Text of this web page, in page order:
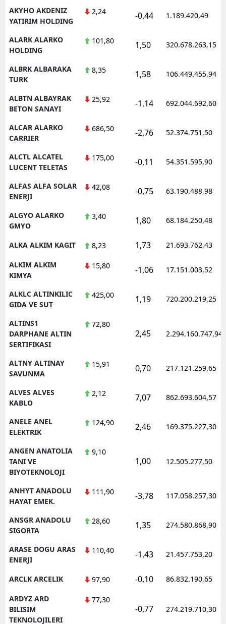
AKYHO AKDENIZ
YATIRIM HOLDING
2,24 -0,44 1.189.420,49
ALARK ALARKO
HOLDING
101,80 1,50 320.678.263,15
ALBRK ALBARAKA
TURK
8,35 1,58 106.449.455,94
ALBTN ALBAYRAK
BETON SANAYI
25,92 -1,14 692.044.692,60
ALCAR ALARKO
CARRIER
686,50 -2,76 52.374.751,50
ALCTL ALCATEL
LUCENT TELETAS
175,00 -0,11 54.351.595,90
ALFAS ALFA SOLAR
ENERJI
42,08 -0,75 63.190.488,98
ALGYO ALARKO
GMYO
3,40 1,80 68.184.250,48
ALKA ALKIM KAGIT 8,23 1,73 21.693.762,43
ALKIM ALKIM
KIMYA
15,80 -1,06 17.151.003,52
ALKLC ALTINKILIC
GIDA VE SUT
425,00 1,19 720.200.219,25
ALTINS1
DARPHANE ALTIN
SERTIFIKASI
72,80
2,45 2.294.160.747,94
ALTNY ALTINAY
SAVUNMA
15,91 0,70 217.121.259,65
ALVES ALVES
KABLO
2,12 7,07 862.693.604,57
ANELE ANEL
ELEKTRIK
124,90 2,46 169.375.227,30
ANGEN ANATOLIA
TANI VE
BIYOTEKNOLOJI
9,10
1,00 12.505.277,50
ANHYT ANADOLU
HAYAT EMEK.
111,90 -3,78 117.058.257,30
ANSGR ANADOLU
SIGORTA
28,60 1,35 274.580.868,90
ARASE DOGU ARAS
ENERJI
110,40 -1,43 21.457.753,20
ARCLK ARCELIK 97,90 -0,10 86.832.190,65
ARDYZ ARD
BILISIM
TEKNOLOJILERI
77,30
-0,77 274.219.710,30